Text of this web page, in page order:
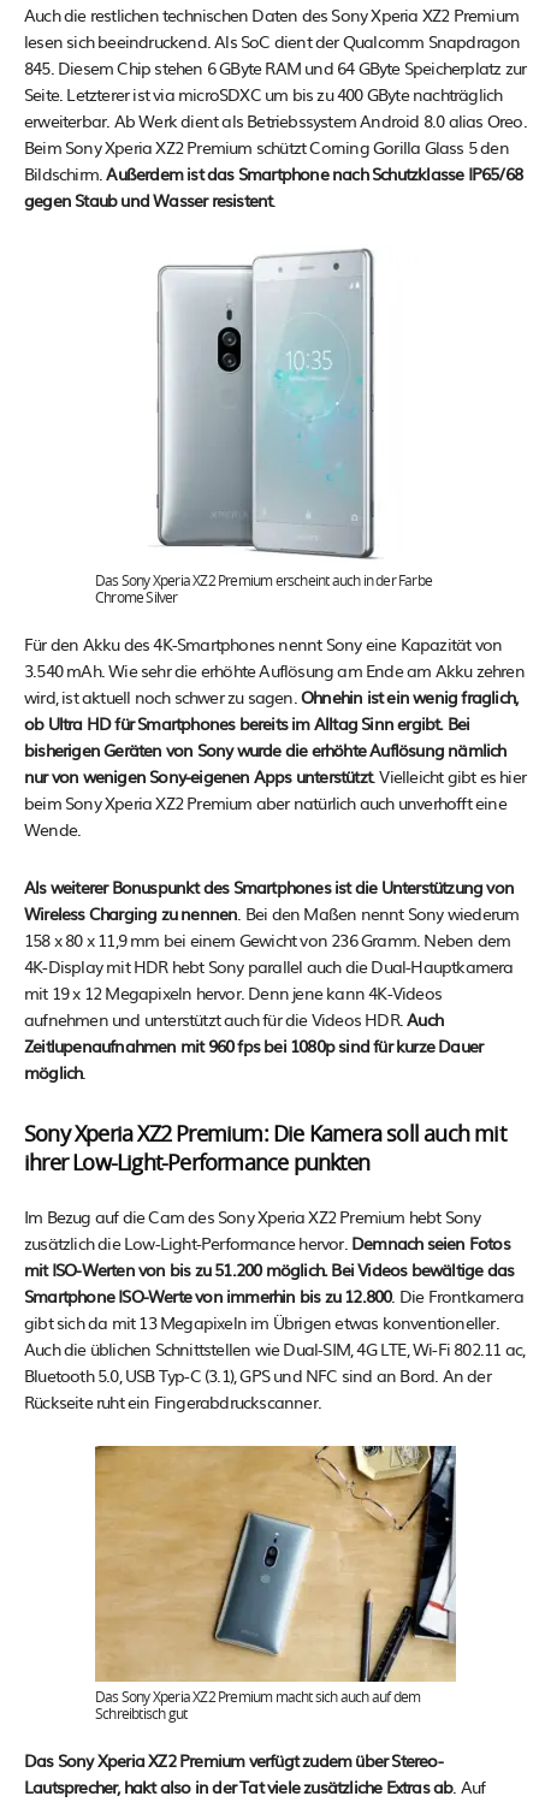
Auch die restlichen technischen Daten des Sony Xperia XZ2 Premium
lesen sich beeindruckend. Als SoC dient der Qualcomm Snapdragon
845. Diesem Chip stehen 6 GByte RAM und 64 GByte Speicherplatz zur
Seite. Letzterer ist via microSDXC um bis zu 400 GByte nachträglich
erweiterbar. Ab Werk dient als Betriebssystem Android 8.0 alias Oreo.
Beim Sony Xperia XZ2 Premium schützt Corning Gorilla Glass 5 den
Bildschirm.Außerdem ist das Smartphone nach Schutzklasse IP65/68
gegen Staub und Wasser resistent.
Das Sony Xperia XZ2 Premium erscheint auch in der Farbe
Chrome Silver
Für den Akku des 4K-Smartphones nennt Sony eine Kapazität von
3.540 mAh. Wie sehr die erhöhte Auflösung am Ende am Akku zehren
wird, ist aktuell noch schwer zu sagen. Ohnehin ist ein wenig fraglich,
ob Ultra HD für Smartphones bereits im Alltag Sinn ergibt. Bei
bisherigen Geräten von Sony wurde die erhöhte Auflösung nämlich
nur von wenigen Sony-eigenen Apps unterstützt. Vielleicht gibt es hier
beim Sony Xperia XZ2 Premium aber natürlich auch unverhofft eine
Wende.
Als weiterer Bonuspunkt des Smartphones ist die Unterstützung von
Wireless Charging zu nennen . Bei den Maßen nennt Sony wiederum
158 x 80 x 11,9 mm bei einem Gewicht von 236 Gramm. Neben dem
4K-Display mit HDR hebt Sony parallel auch die Dual-Hauptkamera
mit 19 x 12 Megapixeln hervor. Denn jene kann 4K-Videos
aufnehmen und unterstützt auch für die Videos HDR.Auch
Zeitlupenaufnahmen mit 960 fps bei 1080p sind für kurze Dauer
möglich.
Sony Xperia XZ2 Premium: Die Kamera soll auch mit
ihrer Low-Light-Performance punkten
Im Bezug auf die Cam des Sony Xperia XZ2 Premium hebt Sony
zusätzlich die Low-Light-Performance hervor. Demnach seien Fotos
mit ISO-Werten von bis zu 51.200 möglich. Bei Videos bewältige das
Smartphone ISO-Werte von immerhin bis zu 12.800. Die Frontkamera
gibt sich da mit 13 Megapixeln im Übrigen etwas konventioneller.
Auch die üblichen Schnittstellen wie Dual-SIM, 4G LTE, Wi-Fi 802.11 ac,
Bluetooth 5.0, USB Typ-C (3.1), GPS und NFC sind an Bord. An der
Rückseite ruht ein Fingerabdruckscanner.
Das Sony Xperia XZ2 Premium macht sich auch auf dem
Schreibtisch gut
Das Sony Xperia XZ2 Premium verfügt zudem über Stereo-
Lautsprecher, hakt also in der Tat viele zusätzliche Extras ab. Auf